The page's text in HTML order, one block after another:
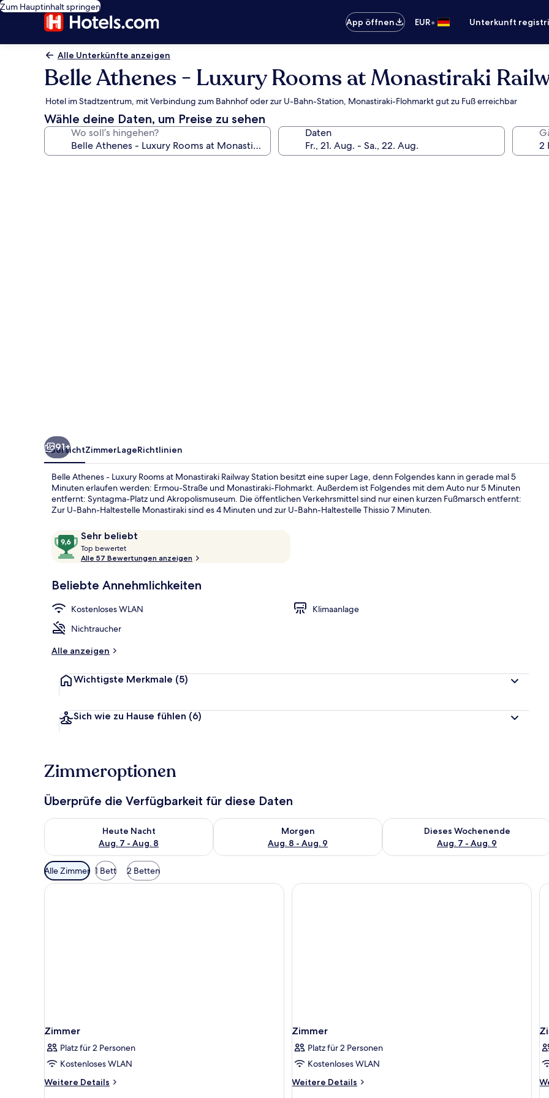
Zum Hauptinhalt springen
App öffnen
EUR• Unterkunft
Alle Unterkünfte anzeigen
Belle Athenes - Luxury Rooms at Monastiraki
Hotel im Stadtzentrum, mit Verbindung zum Bahnhof oder zur U-Bahn-Station, Monastiraki-Flohmarkt gut zu Fuß erreichbar
Wähle deine Daten, um Preise zu sehen
Wo soll’s hingehen? Daten
91+
ÜbersichtZimmerLageRichtlinien
Belle Athenes - Luxury Rooms at Monastiraki Railway Station besitzt eine super Lage, denn Folgendes kann in gerade mal 5
Minuten erlaufen werden: Ermou-Straße und Monastiraki-Flohmarkt. Außerdem ist Folgendes mit dem Auto nur 5 Minuten
entfernt: Syntagma-Platz und Akropolismuseum. Die öffentlichen Verkehrsmittel sind nur einen kurzen Fußmarsch entfernt:
Zur U-Bahn-Haltestelle Monastiraki sind es 4 Minuten und zur U-Bahn-Haltestelle Thissio 7 Minuten.
Bewertungen
Sehr beliebt
9,6
von
10,
beliebt
Top bewertet
o
b
w
Alle 57 Bewertungen anzeigen
Beliebte Annehmlichkeiten
Kostenloses WLAN
Klimaanlage
Nichtraucher
Alle anzeigen
Wichtigste Merkmale (5)
Sich wie zu Hause fühlen (6)
Zimmeroptionen
Überprüfe die Verfügbarkeit für diese Daten
Heute Nacht
Aug. 7 - Aug. 8
Überprüfe die Verfügbarkeit für heute Nacht, Aug. 7 - Aug. 8.
Morgen
Aug. 8 - Aug. 9
Überprüfe die Verfügbarkeit für morgen, Aug. 8 - Aug. 9.
Dieses Wochenende
Aug. 7 - Aug. 9
Überprüfe die Verfügbarkeit für
Verfügbare
Filter
für
Alle Zimmer 1 Bett 2 Betten
Zimmer
Platz für 2 Personen
Kostenloses WLAN
Weitere Details
Weitere
Zimmer
Platz für 2 Personen
Kostenloses WLAN
Weitere Details
Weitere